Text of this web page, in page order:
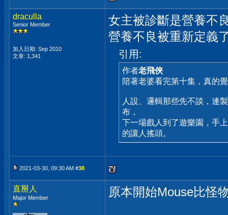
draculla
Senior Member
加入日期: Sep 2010
文章: 1,341
女主被診斷是營養不
營養不良被重新定義
引用:
作者老飛俠
陪著老婆看完第十集，真的
人設、邏輯那些先不談，連
布，
下一場戲人到了遊樂園，手
的讓人搖頭。
2021-03-30, 09:30 AM #38
直掰人
Major Member 原本開始Mouse比怪